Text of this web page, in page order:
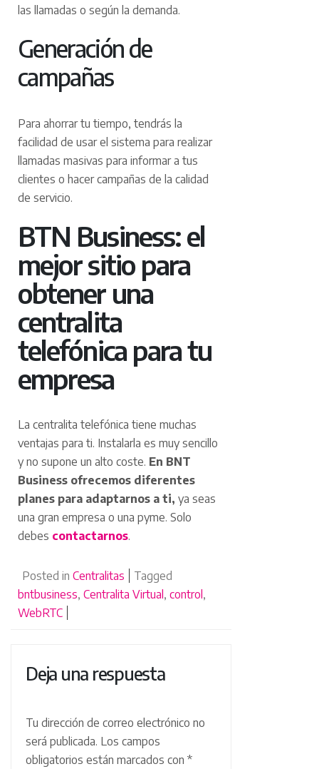
las llamadas o según la demanda.
Generación de
campañas
Para ahorrar tu tiempo, tendrás la
facilidad de usar el sistema para realizar
llamadas masivas para informar a tus
clientes o hacer campañas de la calidad
de servicio.
BTN Business: el
mejor sitio para
obtener una
centralita
telefónica para tu
empresa
La centralita telefónica tiene muchas
ventajas para ti. Instalarla es muy sencillo
y no supone un alto coste. En BNT
Business ofrecemos diferentes
planes para adaptarnos a ti, ya seas
una gran empresa o una pyme. Solo
debes contactarnos.
Posted in Centralitas
Tagged
bntbusiness, Centralita Virtual , control ,
WebRTC
Deja una respuesta
Tu dirección de correo electrónico no
será publicada. Los campos
obligatorios están marcados con *